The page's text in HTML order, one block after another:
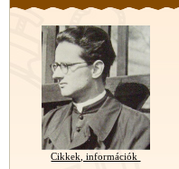
Cikkek, információk